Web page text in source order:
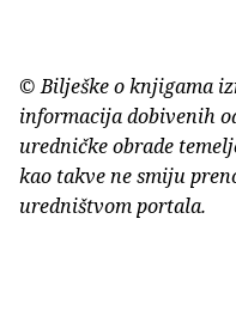
© Bilješke o knjigama
informacija dobivenih
uredničke obrade
kao takve ne smiju
uredništvom portala.